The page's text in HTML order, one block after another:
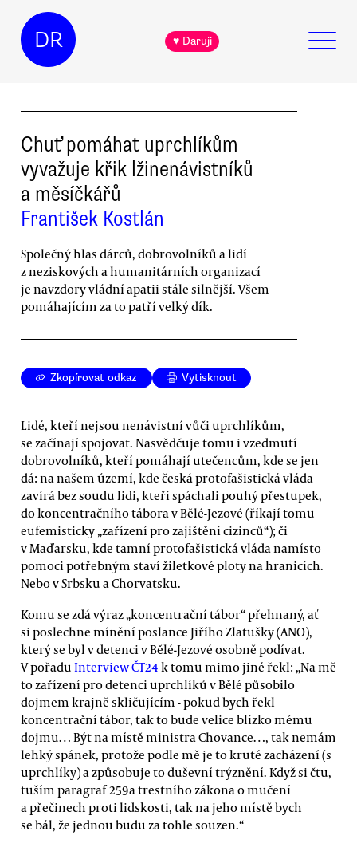
DR ♥ Daruji
Chuť pomáhat uprchlíkům
vyvažuje křik lžinenávistníků
a měsíčkářů
František Kostlán
Společný hlas dárců, dobrovolníků a lidí
z neziskových a humanitárních organizací
je navzdory vládní apatii stále silnější. Všem
pomáhajícím za to patří velký dík.
Zkopírovat odkaz Vytisknout
Lidé, kteří nejsou nenávistní vůči uprchlíkům,
se začínají spojovat. Nasvědčuje tomu i vzedmutí
dobrovolníků, kteří pomáhají utečencům, kde se jen
dá: na našem území, kde česká protofašistická vláda
zavírá bez soudu lidi, kteří spáchali pouhý přestupek,
do koncentračního tábora v Bělé-Jezové (říkají tomu
eufemisticky „zařízení pro zajištění cizinců“); či
v Maďarsku, kde tamní protofašistická vláda namísto
pomoci potřebným staví žiletkové ploty na hranicích.
Nebo v Srbsku a Chorvatsku.
Komu se zdá výraz „koncentrační tábor“ přehnaný, ať
si poslechne mínění poslance Jiřího Zlatušky (ANO),
který se byl v detenci v Bělé-Jezové osobně podívat.
V pořadu Interview ČT24 k tomu mimo jiné řekl: „Na mě
to zařízení pro detenci uprchlíků v Bělé působilo
dojmem krajně skličujícím - pokud bych řekl
koncentrační tábor, tak to bude velice blízko mému
dojmu… Být na místě ministra Chovance…, tak nemám
lehký spánek, protože podle mě je to kruté zacházení (s
uprchlíky) a způsobuje to duševní trýznění. Když si čtu,
tuším paragraf 259a trestního zákona o mučení
a přečinech proti lidskosti, tak na jeho místě bych
se bál, že jednou budu za tohle souzen.“